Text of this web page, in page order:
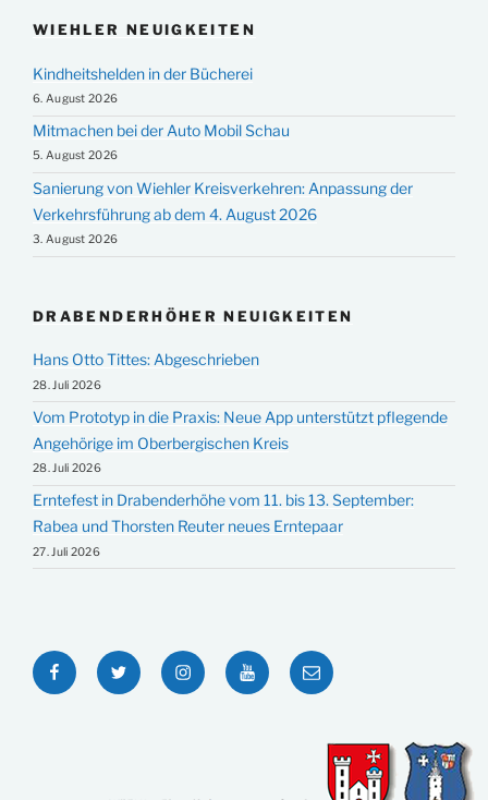
WIEHLER NEUIGKEITEN
Kindheitshelden in der Bücherei
6. August 2026
Mitmachen bei der Auto Mobil Schau
5. August 2026
Sanierung von Wiehler Kreisverkehren: Anpassung der
Verkehrsführung ab dem 4. August 2026
3. August 2026
DRABENDERHÖHER NEUIGKEITEN
Hans Otto Tittes: Abgeschrieben
28. Juli 2026
Vom Prototyp in die Praxis: Neue App unterstützt pflegende
Angehörige im Oberbergischen Kreis
28. Juli 2026
Erntefest in Drabenderhöhe vom 11. bis 13. September:
Rabea und Thorsten Reuter neues Erntepaar
27. Juli 2026
FacebookTwitter InstagramYouTubeE-
Mail